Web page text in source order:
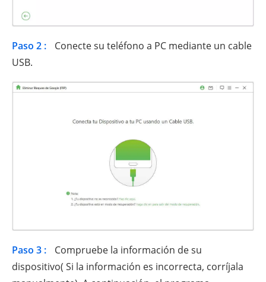
Paso 2 :
Conecte su teléfono a PC mediante un cable
USB.
Paso 3 :
Compruebe la información de su
dispositivo( Si la información es incorrecta, corríjala